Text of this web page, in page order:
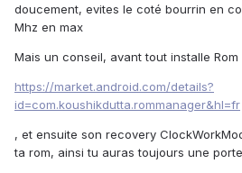
doucement, evites le coté bourrin en
Mhz en max
Mais un conseil, avant tout installe
https://market.android.com/details?
id=com.koushikdutta.rommanager&hl=fr
, et ensuite son recovery
ta rom, ainsi tu auras toujours une